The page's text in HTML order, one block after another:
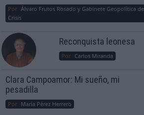
Por Álvaro Frutos Rosado y Gabinete Geopolítica de
Crisis
Reconquista leonesa
Por Carlos Miranda
Clara Campoamor: Mi sueño, mi
pesadilla
Por María Pérez Herrero